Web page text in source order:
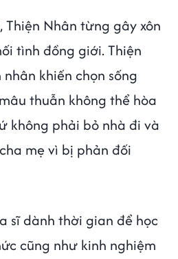
Thiện Nhân từng gây xôn
tình đồng giới. Thiện
khiến chọn sống
thuẫn không thể hòa
không phải bỏ nhà đi và
mẹ vì bị phản đối
sĩ dành thời gian để học
cũng như kinh nghiệm